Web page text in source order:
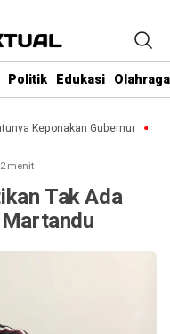
Politik Edukasi Olahraga
Gubernur Dari
menit
Tak Ada